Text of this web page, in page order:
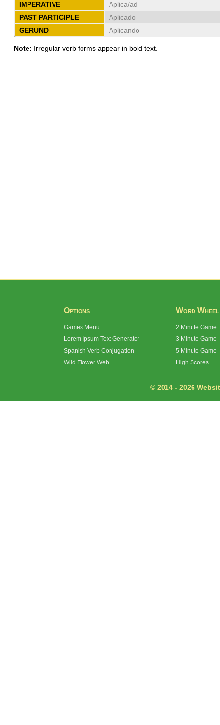
IMPERATIVE
Aplica/ad
PAST PARTICIPLE
Aplicado
GERUND
Aplicando
Note: Irregular verb forms appear in bold text.
Options
Games Menu
Lorem Ipsum Text Generator
Spanish Verb Conjugation
Wild Flower Web
Word Wheel
2 Minute Game
3 Minute Game
5 Minute Game
High Scores
© 2014 - 2026